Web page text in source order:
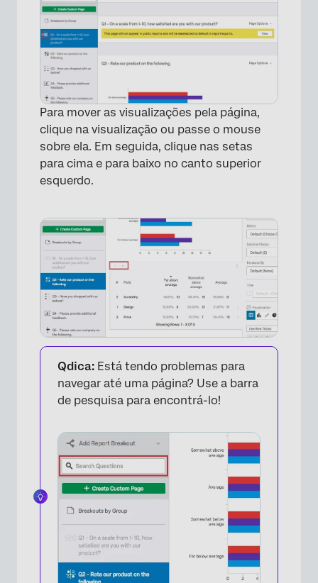
×
×
Para mover as visualizações pela página,
clique na visualização ou passe o mouse
sobre ela. Em seguida, clique nas setas
para cima e para baixo no canto superior
esquerdo.
Qdica: Está tendo problemas para
navegar até uma página? Use a barra
de pesquisa para encontrá-lo!